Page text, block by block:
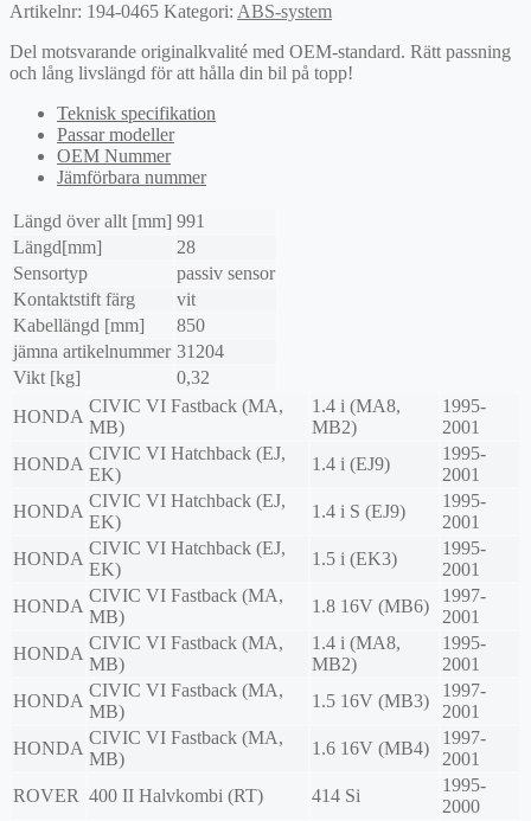
Artikelnr: 194-0465 Kategori: ABS-system
Del motsvarande originalkvalité med OEM-standard. Rätt passning
och lång livslängd för att hålla din bil på topp!
Teknisk specifikation
Passar modeller
OEM Nummer
Jämförbara nummer
Längd över allt [mm] 991
Längd[mm]
28
Sensortyp
passiv sensor
Kontaktstift färg
vit
Kabellängd [mm]
850
jämna artikelnummer 31204
Vikt [kg]
0,32
HONDA
CIVIC VI Fastback (MA,
MB)
1.4 i (MA8,
MB2)
1995-
2001
HONDA
CIVIC VI Hatchback (EJ,
EK)
1.4 i (EJ9)
1995-
2001
HONDA
CIVIC VI Hatchback (EJ,
EK)
1.4 i S (EJ9)
1995-
2001
HONDA
CIVIC VI Hatchback (EJ,
EK)
1.5 i (EK3)
1995-
2001
HONDA
CIVIC VI Fastback (MA,
MB)
1.8 16V (MB6)
1997-
2001
HONDA
CIVIC VI Fastback (MA,
MB)
1.4 i (MA8,
MB2)
1995-
2001
HONDA
CIVIC VI Fastback (MA,
MB)
1.5 16V (MB3)
1997-
2001
HONDA
CIVIC VI Fastback (MA,
MB)
1.6 16V (MB4)
1997-
2001
ROVER 400 II Halvkombi (RT) 414 Si
1995-
2000